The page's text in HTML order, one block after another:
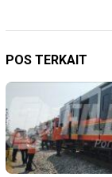
POS TERKAIT